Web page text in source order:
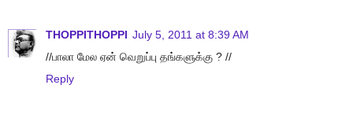
THOPPITHOPPI July 5, 2011 at 8:39 AM
//பாலா மேல ஏன் வெறுப்பு தங்களுக்கு ? //
Reply